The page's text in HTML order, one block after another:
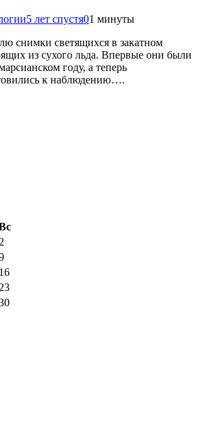
5 лет спустя01 минуты
снимки светящихся в закатном
из сухого льда. Впервые они были
году, а теперь
к наблюдению….
2
16
23